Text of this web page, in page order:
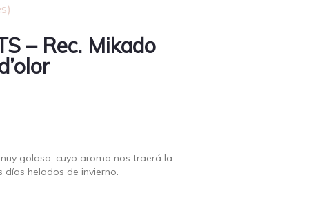
– Rec. Mikado
golosa, cuyo aroma nos traerá la
días helados de invierno.